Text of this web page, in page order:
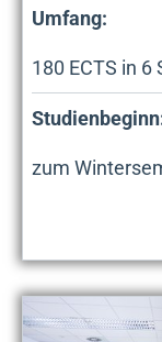
Umfang:
180 ECTS in 6
zum